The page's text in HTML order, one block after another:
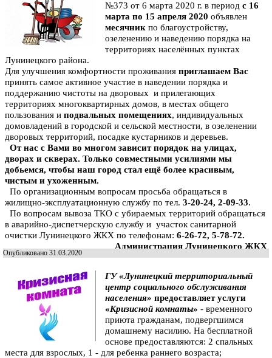
№373 от 6 марта 2020 г. в период с 16
марта по 15 апреля 2020 объявлен
месячник по благоустройству,
озеленению и наведению порядка на
территориях населённых пунктах
Лунинецкого района.
Для улучшения комфортности проживания приглашаем Вас
принять самое активное участие в наведении порядка и
поддержанию чистоты на дворовых и прилегающих
территориях многоквартирных домов, в местах общего
пользования и подвальных помещениях, индивидуальных
домовладений в городской и сельской местности, в озеленении
дворовых территорий, посадке кустарников и деревьев.
От нас с Вами во многом зависит порядок на улицах,
дворах и скверах. Только совместными усилиями мы
добьемся, чтобы наш город стал ещё более красивым,
чистым и ухоженным.
По организационным вопросам просьба обращаться в
жилищно-эксплуатационную службу по тел. 3-20-24, 2-09-33.
По вопросам вывоза ТКО с убираемых территорий обращаться
в аварийно-диспетчерскую службу и участок санитарной
очистки Лунинецкого ЖКХ по телефонам: 6-26-72, 5-78-72.
Администрация Лунинецкого ЖКХ
Опубликовано 31.03.2020
ГУ «Лунинецкий территориальный
центр социального обслуживания
населения» предоставляет услуги
«Кризисной комнаты» - временного
приюта гражданам, подвергшимся
домашнему насилию. На бесплатной
основе предоставляются: 2 спальных
места для взрослых, 1 - для ребенка раннего возраста;